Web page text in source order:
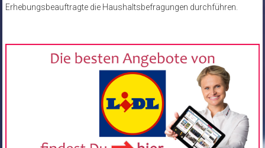
Erhebungsbeauftragte die Haushaltsbefragungen durchführen.